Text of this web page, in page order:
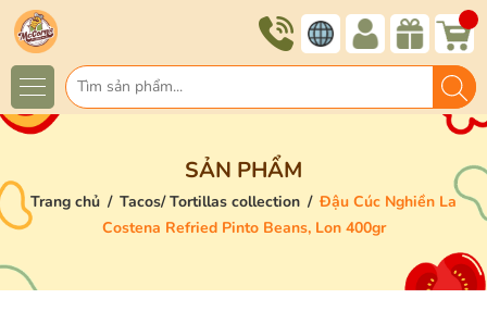
SẢN PHẨM
Trang chủ / Tacos/ Tortillas collection / Đậu Cúc Nghiền La
Costena Refried Pinto Beans, Lon 400gr